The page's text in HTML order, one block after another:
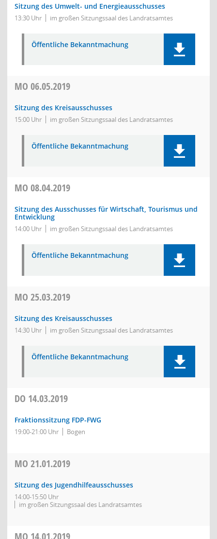
Sitzung des Umwelt- und Energieausschusses
13:30 Uhr im großen Sitzungssaal des Landratsamtes
Öffentliche Bekanntmachung
MO 06.05.2019
Sitzung des Kreisausschusses
15:00 Uhr im großen Sitzungssaal des Landratsamtes
Öffentliche Bekanntmachung
MO 08.04.2019
Sitzung des Ausschusses für Wirtschaft, Tourismus und
Entwicklung
14:00 Uhr im großen Sitzungssaal des Landratsamtes
Öffentliche Bekanntmachung
MO 25.03.2019
Sitzung des Kreisausschusses
14:30 Uhr im großen Sitzungssaal des Landratsamtes
Öffentliche Bekanntmachung
DO 14.03.2019
Fraktionssitzung FDP-FWG
19:00-21:00 Uhr Bogen
MO 21.01.2019
Sitzung des Jugendhilfeausschusses
14:00-15:50 Uhr
im großen Sitzungssaal des Landratsamtes
MO 14.01.2019